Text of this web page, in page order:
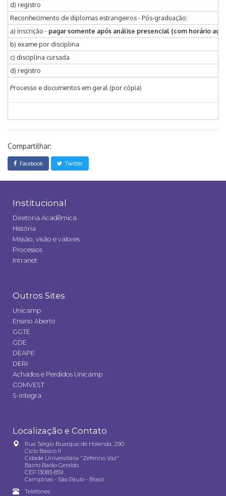
d) registro
Reconhecimento de diplomas estrangeiros - Pós-graduação:
a) inscrição - pagar somente após análise presencial (com horário
b) exame por disciplina
c) disciplina cursada
d) registro
Processo e documentos em geral (por cópia)
Compartilhar:
Facebook Twitter
Institucional
Diretoria Acadêmica
História
Missão, visão e valores
Processos
Intranet
Outros Sites
Unicamp
Ensino Aberto
GGTE
GDE
DEAPE
DERI
Achados e Perdidos Unicamp
COMVEST
S-integra
Localização e Contato
Rua Sérgio Buarque de Holanda, 290
Ciclo Básico II
Cidade Universitária "Zeferino Vaz"
Bairro Barão Geraldo
CEP 13083-859
Campinas - São Paulo - Brasil
Telefones